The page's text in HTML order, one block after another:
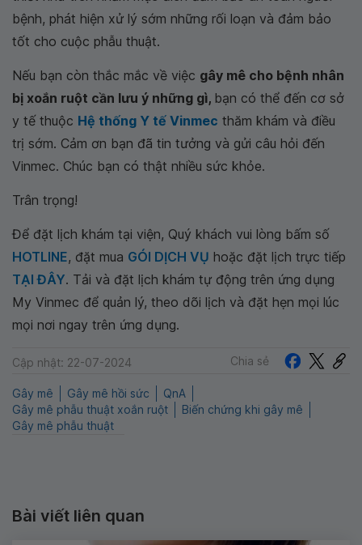
bệnh, phát hiện xử lý sớm những rối loạn và đảm bảo
tốt cho cuộc phẫu thuật.
Nếu bạn còn thắc mắc về việc gây mê cho bệnh nhân
bị xoắn ruột cần lưu ý những gì, bạn có thể đến cơ sở
y tế thuộc Hệ thống Y tế Vinmec thăm khám và điều
trị sớm. Cảm ơn bạn đã tin tưởng và gửi câu hỏi đến
Vinmec. Chúc bạn có thật nhiều sức khỏe.
Trân trọng!
Để đặt lịch khám tại viện, Quý khách vui lòng bấm số
HOTLINE, đặt mua GÓI DỊCH VỤ hoặc đặt lịch trực tiếp
TẠI ĐÂY. Tải và đặt lịch khám tự động trên ứng dụng
My Vinmec để quản lý, theo dõi lịch và đặt hẹn mọi lúc
mọi nơi ngay trên ứng dụng.
Cập nhật: 22-07-2024 Chia sẻ
Gây mê Gây mê hồi sức
QnA
Gây mê phẫu thuật xoắn ruột
Biến chứng khi gây mê
Gây mê phẫu thuật
Bài viết liên quan